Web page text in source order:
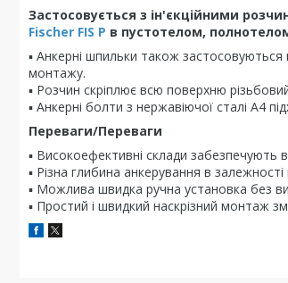
Застосовується з ін'єкційними
Fischer FIS P в пустотелом,
▪ Анкерні шпильки також застосовуються
монтажу.
▪ Розчин скріплює всю поверхню
▪ Анкерні болти з нержавіючої сталі A4
Переваги/Переваги
▪ Високоефективні склади забезпечують
▪ Різна глибина анкерування в
▪ Можлива швидка ручна установка без
▪ Простий і швидкий наскрізний монтаж